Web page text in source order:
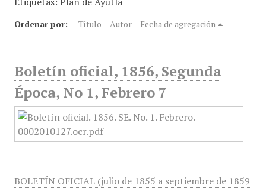
Ordenar por: Título Autor Fecha de agregación
Boletín oficial, 1856, Segunda
Época, No 1, Febrero 7
BOLETÍN OFICIAL (julio de 1855 a septiembre de 1859